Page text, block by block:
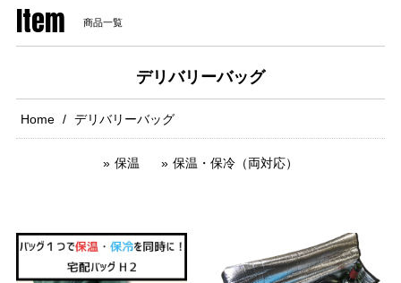
Item 商品一覧
デリバリーバッグ
Home デリバリーバッグ
保温 保温・保冷（両対応）